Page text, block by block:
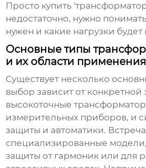
Просто купить
недостаточно, нужно
нужен и какие нагрузки будет
Основные типы
и их области применения
Существует несколько
выбор зависит от конкретной
высокоточные
измерительных приборов, и
защиты и автоматики.
специализированные
защиты от гармоник или для